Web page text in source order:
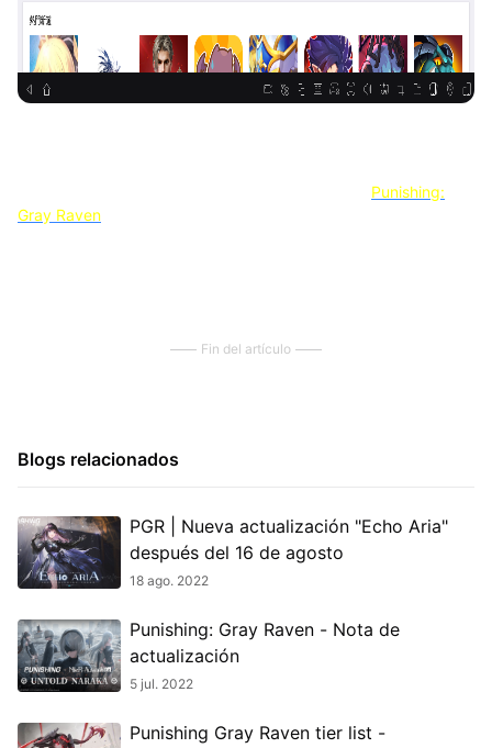
Punishing:
Gray Ravenen la PC y con los mejores controles, gráficos y
Fin del artículo
Blogs relacionados
PGR | Nueva actualización "Echo Aria"
después del 16 de agosto
18 ago. 2022
Punishing: Gray Raven - Nota de
actualización
5 jul. 2022
Punishing Gray Raven tier list -